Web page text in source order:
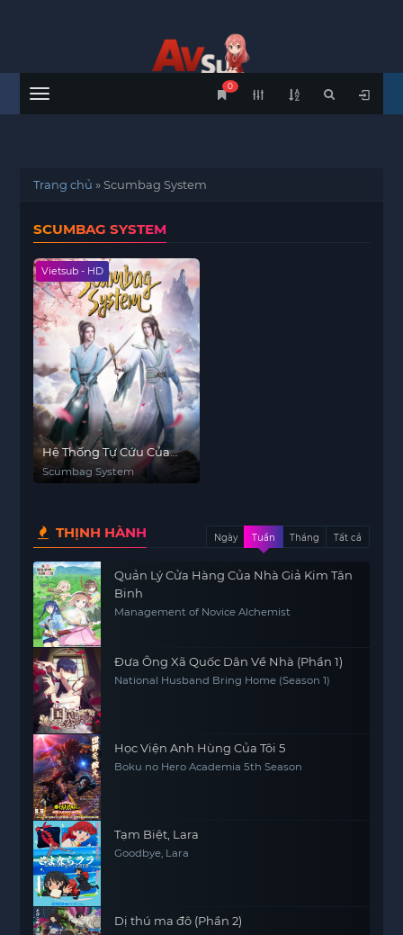
Menu
0
Trang chủ »Scumbag System
SCUMBAG SYSTEM
Vietsub - HD
Hệ Thống Tự Cứu Của
Nhân Vật Phản Diện
Scumbag System
THỊNH HÀNH Ngày Tuần Tháng Tất cả
Quản Lý Cửa Hàng Của Nhà Giả Kim Tân
Binh
Management of Novice Alchemist
Đưa Ông Xã Quốc Dân Về Nhà (Phần 1)
National Husband Bring Home (Season 1)
Học Viện Anh Hùng Của Tôi 5
Boku no Hero Academia 5th Season
Tạm Biệt, Lara
Goodbye, Lara
Dị thú ma đô (Phần 2)